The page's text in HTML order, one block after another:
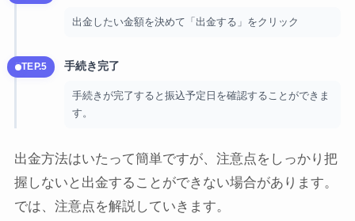
出金したい金額を決めて「出金する」をクリック
STEP.5 手続き完了
手続きが完了すると振込予定日を確認することができま
す。
出金方法はいたって簡単ですが、注意点をしっかり把
握しないと出金することができない場合があります。
では、注意点を解説していきます。